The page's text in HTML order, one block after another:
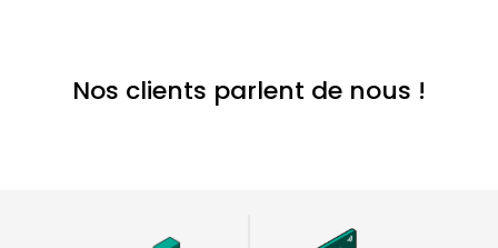
Nos clients parlent de nous !